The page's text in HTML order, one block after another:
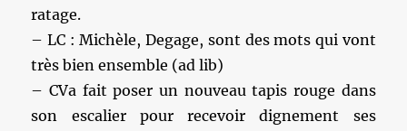
ratage.
– LC : Michèle, Degage, sont des mots qui vont
très bien ensemble (ad lib)
– CVa fait poser un nouveau tapis rouge dans
son escalier pour recevoir dignement ses